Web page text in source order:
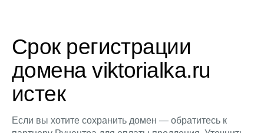
Срок регистрации
домена viktorialka.ru
истек
Если вы хотите сохранить домен — обратитесь к